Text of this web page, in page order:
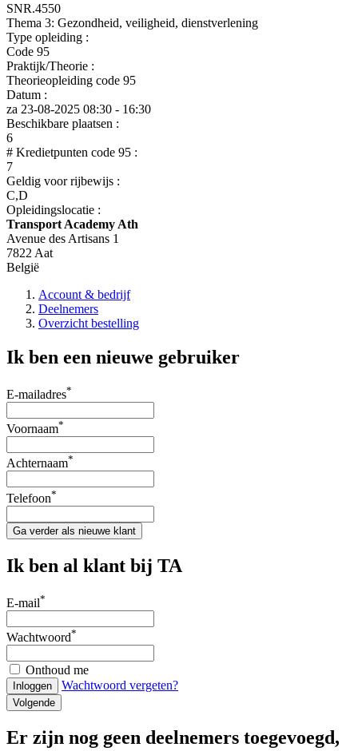
SNR.4550
Thema 3: Gezondheid, veiligheid, dienstverlening
Type opleiding :
Code 95
Praktijk/Theorie :
Theorieopleiding code 95
Datum :
za 23-08-2025 08:30 - 16:30
Beschikbare plaatsen :
6
# Kredietpunten code 95 :
7
Geldig voor rijbewijs :
C,D
Opleidingslocatie :
Transport Academy Ath
Avenue des Artisans 1
7822 Aat
België
Account & bedrijf
Deelnemers
Overzicht bestelling
Ik ben een nieuwe gebruiker
E-mailadres*
Voornaam*
Achternaam*
Telefoon*
Ga verder als nieuwe klant
Ik ben al klant bij TA
E-mail*
Wachtwoord*
Onthoud me
Inloggen Wachtwoord vergeten?
Volgende
Er zijn nog geen deelnemers toegevoegd,